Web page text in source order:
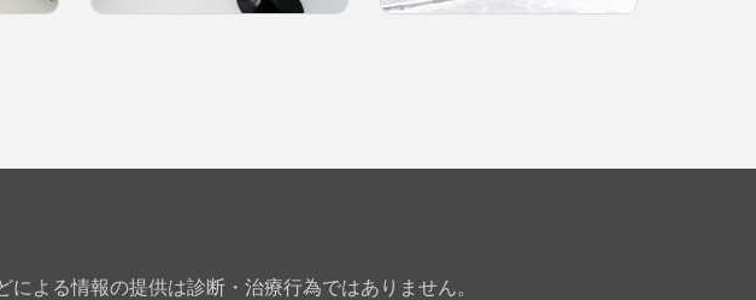
よる情報の提供は診断・治療行為ではありません。